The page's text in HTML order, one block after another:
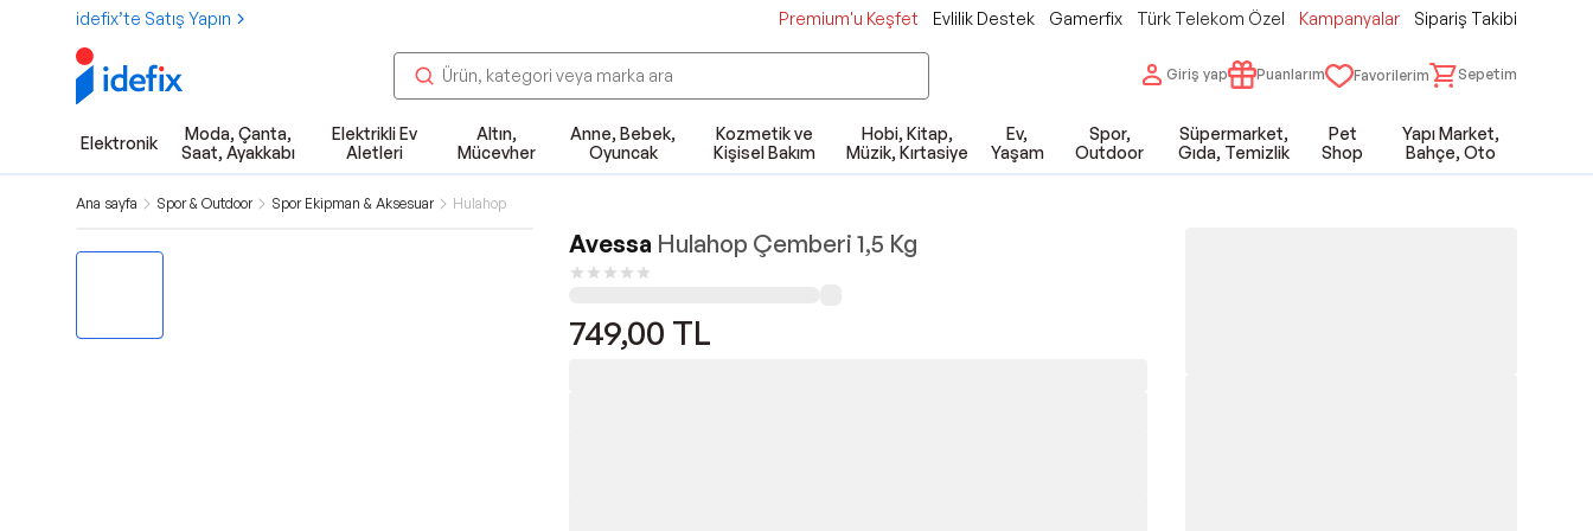
idefix’te Satış Yapın Premium'u Keşfet Evlilik Destek Gamerfix Türk Telekom Özel Kampanyalar Sipariş Takibi
Giriş yap Puanlarım Favorilerim Sepetim
Elektronik
Moda, Çanta,
Saat, Ayakkabı
Elektrikli Ev
Aletleri
Altın,
Mücevher
Anne, Bebek,
Oyuncak
Kozmetik ve
Kişisel Bakım
Hobi, Kitap,
Müzik, Kırtasiye
Ev,
Yaşam
Spor,
Outdoor
Süpermarket,
Gıda, Temizlik
Pet
Shop
Yapı Market,
Bahçe, Oto
Ana sayfa Spor & Outdoor Spor Ekipman & Aksesuar Hulahop
Avessa Hulahop Çemberi 1,5 Kg
749,00 TL